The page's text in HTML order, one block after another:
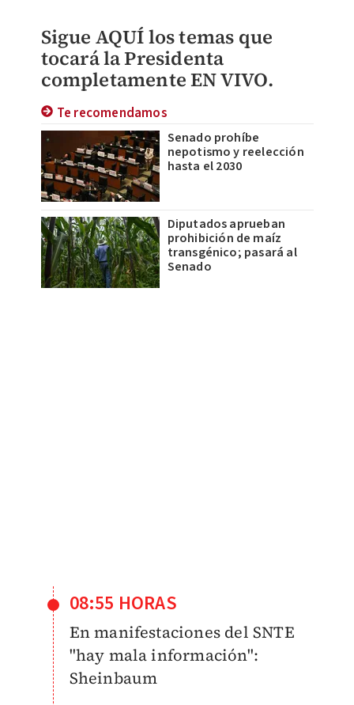
Sigue AQUÍ los temas que
tocará la Presidenta
completamente EN VIVO.
Te recomendamos
Senado prohíbe
nepotismo y reelección
hasta el 2030
Diputados aprueban
prohibición de maíz
transgénico; pasará al
Senado
08:55 HORAS
En manifestaciones del SNTE
"hay mala información":
Sheinbaum